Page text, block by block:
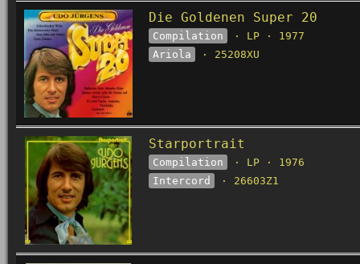
Die Goldenen Super 20
Compilation
· LP · 1977
Ariola
· 25208XU
Starportrait
Compilation
· LP · 1976
Intercord
· 26603Z1